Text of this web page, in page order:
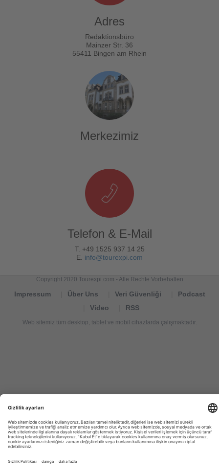
Adres
Redaktionsbüro
Mainzer Str. 36
55411 Bingen am Rhein
Merkezimiz
Telefon & E-Mail
T. +49 1525 937 14 25
E. info@tourexpi.com
Copyright 2020 Tourexpi.com - Alle Rechte Vorbehalten
Impressum Über Uns Veri Güvenliği
Podcast
Video
RSS
Web sitemiz tüm desktop, tablet ve mobil cihazlarda çalışmaktadır.
turismo,
Tourismus
Nachrichten,
новости
туризма,
travel